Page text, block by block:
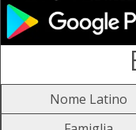
Nome Latino